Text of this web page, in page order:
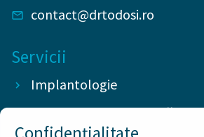
contact@drtodosi.ro
Servicii
Implantologie
Chirurgie stomatologică